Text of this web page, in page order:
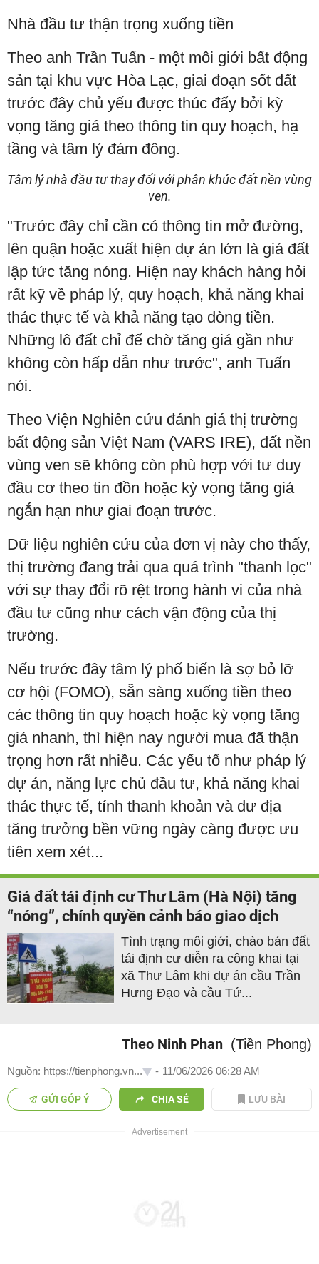
Nhà đầu tư thận trọng xuống tiền
Theo anh Trần Tuấn - một môi giới bất động
sản tại khu vực Hòa Lạc, giai đoạn sốt đất
trước đây chủ yếu được thúc đẩy bởi kỳ
vọng tăng giá theo thông tin quy hoạch, hạ
tầng và tâm lý đám đông.
Tâm lý nhà đầu tư thay đổi với phân khúc đất nền vùng
ven.
"Trước đây chỉ cần có thông tin mở đường,
lên quận hoặc xuất hiện dự án lớn là giá đất
lập tức tăng nóng. Hiện nay khách hàng hỏi
rất kỹ về pháp lý, quy hoạch, khả năng khai
thác thực tế và khả năng tạo dòng tiền.
Những lô đất chỉ để chờ tăng giá gần như
không còn hấp dẫn như trước", anh Tuấn
nói.
Theo Viện Nghiên cứu đánh giá thị trường
bất động sản Việt Nam (VARS IRE), đất nền
vùng ven sẽ không còn phù hợp với tư duy
đầu cơ theo tin đồn hoặc kỳ vọng tăng giá
ngắn hạn như giai đoạn trước.
Dữ liệu nghiên cứu của đơn vị này cho thấy,
thị trường đang trải qua quá trình "thanh lọc"
với sự thay đổi rõ rệt trong hành vi của nhà
đầu tư cũng như cách vận động của thị
trường.
Nếu trước đây tâm lý phổ biến là sợ bỏ lỡ
cơ hội (FOMO), sẵn sàng xuống tiền theo
các thông tin quy hoạch hoặc kỳ vọng tăng
giá nhanh, thì hiện nay người mua đã thận
trọng hơn rất nhiều. Các yếu tố như pháp lý
dự án, năng lực chủ đầu tư, khả năng khai
thác thực tế, tính thanh khoản và dư địa
tăng trưởng bền vững ngày càng được ưu
tiên xem xét...
Giá đất tái định cư Thư Lâm (Hà Nội) tăng
“nóng”, chính quyền cảnh báo giao dịch
Tình trạng môi giới, chào bán đất
tái định cư diễn ra công khai tại
xã Thư Lâm khi dự án cầu Trần
Hưng Đạo và cầu Tứ...
Theo Ninh Phan (Tiền Phong)
Nguồn: https://tienphong.vn... - 11/06/2026 06:28 AM
GỬI GÓP Ý CHIA SẺ LƯU BÀI